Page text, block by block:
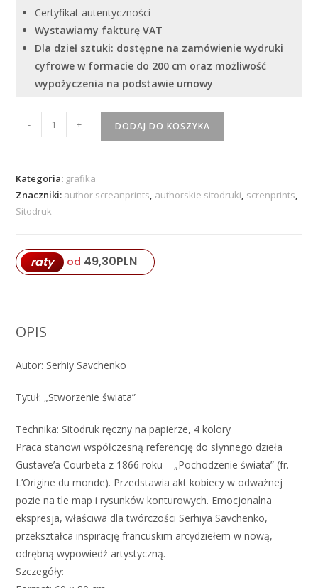
Certyfikat autentyczności
Wystawiamy fakturę VAT
Dla dzieł sztuki: dostępne na zamówienie wydruki
cyfrowe w formacie do 200 cm oraz możliwość
wypożyczenia na podstawie umowy
''
świata
-
6
- + DODAJ DO KOSZYKA
Kategoria: grafika
Znaczniki: author screanprints, authorskie sitodruki, screnprints,
Sitodruk
raty od 49,30PLN
OPIS
Autor: Serhiy Savchenko
Tytuł: „Stworzenie świata”
Technika: Sitodruk ręczny na papierze, 4 kolory
Praca stanowi współczesną referencję do słynnego dzieła
Gustave’a Courbeta z 1866 roku – „Pochodzenie świata” (fr.
L’Origine du monde). Przedstawia akt kobiecy w odważnej
pozie na tle map i rysunków konturowych. Emocjonalna
ekspresja, właściwa dla twórczości Serhiya Savchenko,
przekształca inspirację francuskim arcydziełem w nową,
odrębną wypowiedź artystyczną.
Szczegóły: